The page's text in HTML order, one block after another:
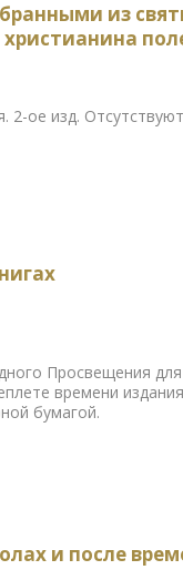
из
2-ое изд.
Просвещения для
времени
бумагой.
и после